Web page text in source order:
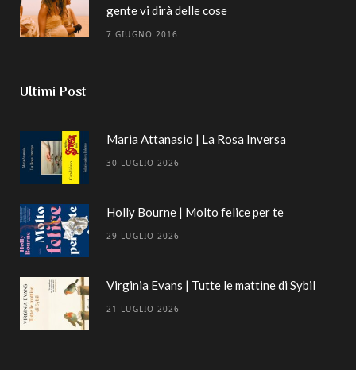
gente vi dirà delle cose
7 GIUGNO 2016
Ultimi Post
Maria Attanasio | La Rosa Inversa
30 LUGLIO 2026
Holly Bourne | Molto felice per te
29 LUGLIO 2026
Virginia Evans | Tutte le mattine di Sybil
21 LUGLIO 2026